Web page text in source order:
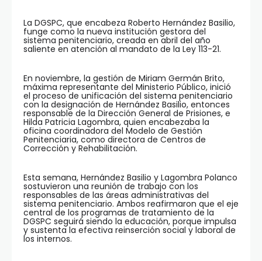
La DGSPC, que encabeza Roberto Hernández Basilio,
funge como la nueva institución gestora del
sistema penitenciario, creada en abril del año
saliente en atención al mandato de la Ley 113-21.
En noviembre, la gestión de Miriam Germán Brito,
máxima representante del Ministerio Público, inició
el proceso de unificación del sistema penitenciario
con la designación de Hernández Basilio, entonces
responsable de la Dirección General de Prisiones, e
Hilda Patricia Lagombra, quien encabezaba la
oficina coordinadora del Modelo de Gestión
Penitenciaria, como directora de Centros de
Corrección y Rehabilitación.
Esta semana, Hernández Basilio y Lagombra Polanco
sostuvieron una reunión de trabajo con los
responsables de las áreas administrativas del
sistema penitenciario. Ambos reafirmaron que el eje
central de los programas de tratamiento de la
DGSPC seguirá siendo la educación, porque impulsa
y sustenta la efectiva reinserción social y laboral de
los internos.